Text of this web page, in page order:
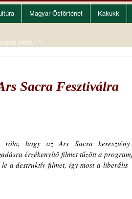
Magyar Őstörténet Kakukk
Sacra Fesztiválra
róla, hogy az Ars Sacra keresztény
érzékenyítő filmet tűzött a
a destruktív filmet, így most a liberális
után..."